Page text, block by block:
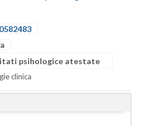
psihologice atestate
clinica